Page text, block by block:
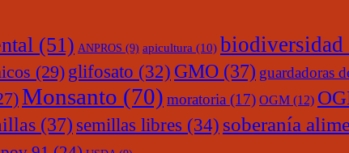
(51) ANPROS (9) apicultura (10) biodiversidad
(29) glifosato (32) GMO (37) guardadoras
Monsanto (70) moratoria (17) OGM (12)
(37) semillas libres (34) soberanía